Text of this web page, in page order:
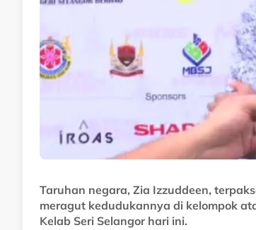
Taruhan negara, Zia Izzuddeen,
meragut kedudukannya di kelompok
Kelab Seri Selangor hari ini.